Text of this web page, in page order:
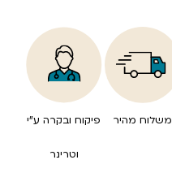
משלוח מהיר פיקוח ובקרה ע”י
וטרינר